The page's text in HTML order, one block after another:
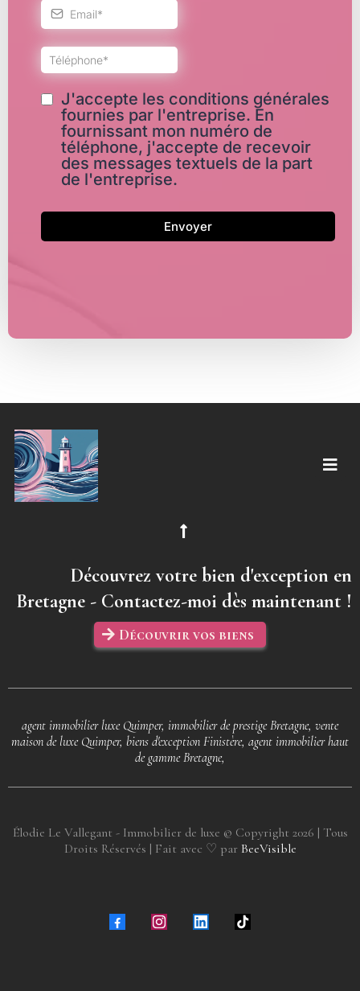
J'accepte les conditions générales
fournies par l'entreprise. En
fournissant mon numéro de
téléphone, j'accepte de recevoir
des messages textuels de la part
de l'entreprise.
Envoyer
Découvrez votre bien d'exception en
Bretagne - Contactez-moi dès maintenant !
Découvrir vos biens
agent immobilier luxe Quimper, immobilier de prestige Bretagne, vente
maison de luxe Quimper, biens d'exception Finistère, agent immobilier haut
de gamme Bretagne,
Élodie Le Vallegant - Immobilier de luxe © Copyright 2026 | Tous
Droits Réservés | Fait avec ♡ par BeeVisible